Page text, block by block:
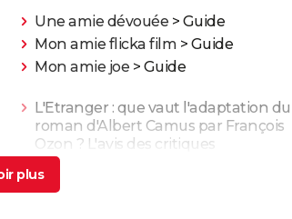
Une amie dévouée > Guide
Mon amie flicka film > Guide
Mon amie joe > Guide
L'Etranger : que vaut l'adaptation du
roman d'Albert Camus par François
Ozon ? L'avis des critiques
Les Evadés : synopsis, histoire vraie,
casting, streaming, avis...